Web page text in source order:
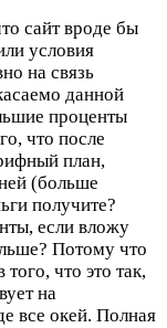
сайт вроде бы
условия
на связь
данной
проценты
что после
план,
(больше
получите?
если вложу
Потому что
что это так,
на
все окей. Полная